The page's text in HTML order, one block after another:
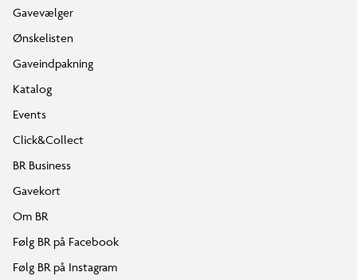
Gavevælger
Ønskelisten
Gaveindpakning
Katalog
Events
Click&Collect
BR Business
Gavekort
Om BR
Følg BR på Facebook
Følg BR på Instagram